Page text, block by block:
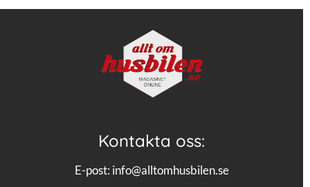
Kontakta oss:
E-post: info@alltomhusbilen.se